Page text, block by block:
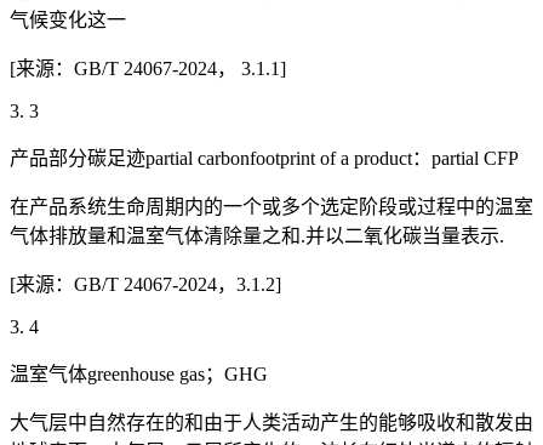
气候变化这一
[来源：GB/T 24067-2024， 3.1.1]
3. 3
产品部分碳足迹partial carbonfootprint of a product：partial CFP
在产品系统生命周期内的一个或多个选定阶段或过程中的温室
气体排放量和温室气体清除量之和.并以二氧化碳当量表示.
[来源：GB/T 24067-2024，3.1.2]
3. 4
温室气体greenhouse gas；GHG
大气层中自然存在的和由于人类活动产生的能够吸收和散发由